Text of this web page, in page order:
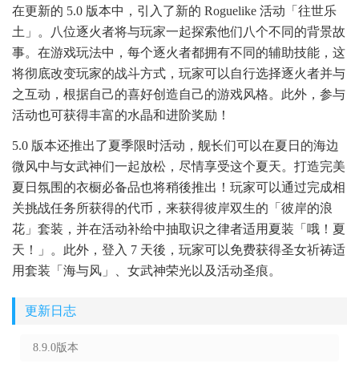
在更新的 5.0 版本中，引入了新的 Roguelike 活动「往世乐
土」。八位逐火者将与玩家一起探索他们八个不同的背景故
事。在游戏玩法中，每个逐火者都拥有不同的辅助技能，这
将彻底改变玩家的战斗方式，玩家可以自行选择逐火者并与
之互动，根据自己的喜好创造自己的游戏风格。此外，参与
活动也可获得丰富的水晶和进阶奖励！
5.0 版本还推出了夏季限时活动，舰长们可以在夏日的海边
微风中与女武神们一起放松，尽情享受这个夏天。打造完美
夏日氛围的衣橱必备品也将稍後推出！玩家可以通过完成相
关挑战任务所获得的代币，来获得彼岸双生的「彼岸的浪
花」套装，并在活动补给中抽取识之律者适用夏装「哦！夏
天！」。此外，登入 7 天後，玩家可以免费获得圣女祈祷适
用套装「海与风」、女武神荣光以及活动圣痕。
更新日志
8.9.0版本